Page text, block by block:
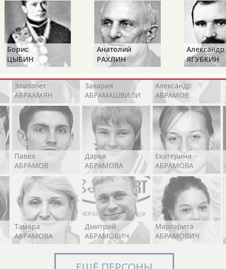
Рустам
АБДУРАШИДОВ
Магомед
АБДУСАЛАМОВ
Нурлан
АБДЫКАЛЫКОВ
Элизабет
АБРААМЯН
Захария
АБРАМАШВИЛИ
Александр
АБРАМОВ
Павел
АБРАМОВ
Дарья
АБРАМОВА
Екатерина
АБРАМОВА
Тамара
АБРАМОВА
Дмитрий
АБРАМОВИЧ
Маргарита
АБРАМОВИЧ
Борис
ЦЫБИН
Анатолий
РАХЛИН
Александр
ЯГУБКИН